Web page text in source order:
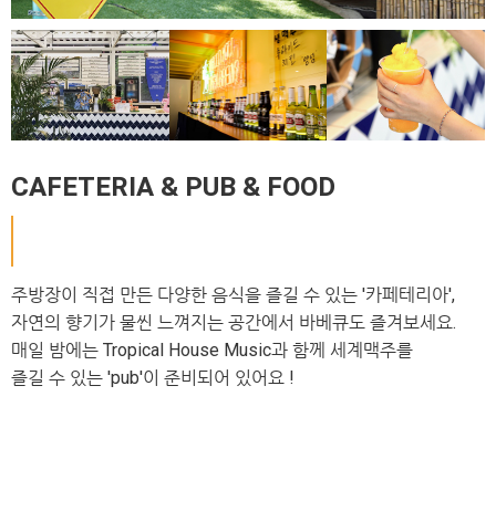
CAFETERIA & PUB & FOOD
주방장이 직접 만든 다양한 음식을 즐길 수 있는 '카페테리아',
자연의 향기가 물씬 느껴지는 공간에서 바베큐도 즐겨보세요.
매일 밤에는 Tropical House Music과 함께 세계맥주를
즐길 수 있는 'pub'이 준비되어 있어요 !